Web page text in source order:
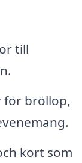
till
för bröllop,
kort som